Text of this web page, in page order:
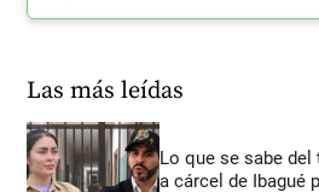
Las más leídas
Lo que se sabe
a cárcel de Ibagué